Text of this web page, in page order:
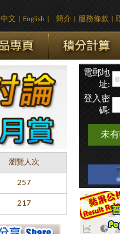
簡介 服務條款
中文 English
瀏覽人次
257
217
電郵地
址:
登入密
碼:
未